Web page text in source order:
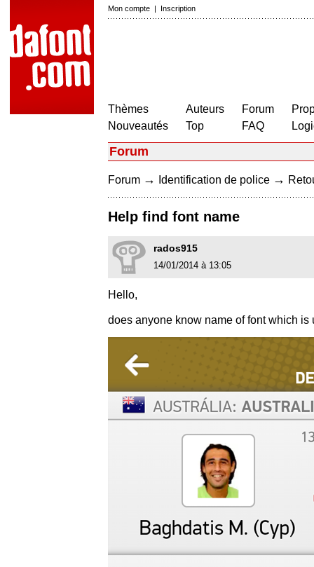
Mon compte | Inscription
Thèmes
Nouveautés
Auteurs
Top
Forum
FAQ
Forum
Forum → Identification de police →
Help find font name
rados915
14/01/2014 à 13:05
Hello,
does anyone know name of font which is